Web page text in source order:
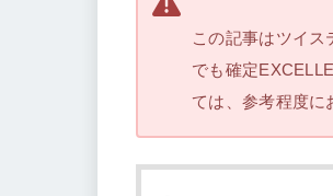
この記事はツイス
でも確定
ては、参考程度に